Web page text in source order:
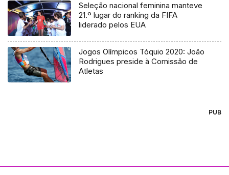
Seleção nacional feminina manteve
21.º lugar do ranking da FIFA
liderado pelos EUA
Jogos Olímpicos Tóquio 2020: João
Rodrigues preside à Comissão de
Atletas
PUB